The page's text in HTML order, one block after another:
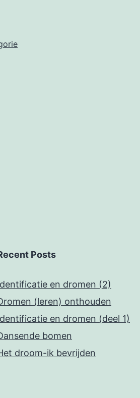
Posts
en dromen (2)
(leren) onthouden
en dromen (deel 1)
bomen
droom-ik bevrijden